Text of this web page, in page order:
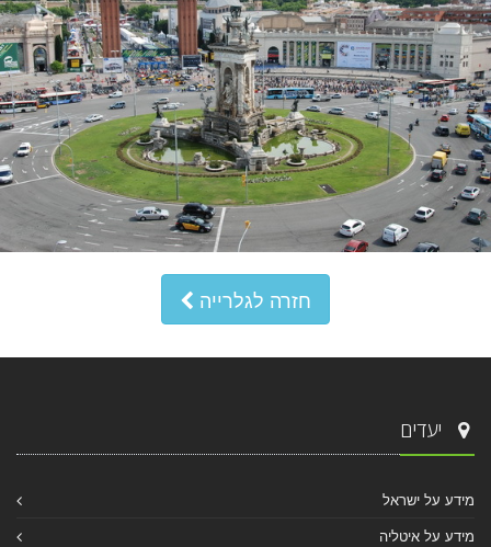
חזרה לגלרייה
יעדים
מידע על ישראל
מידע על איטליה